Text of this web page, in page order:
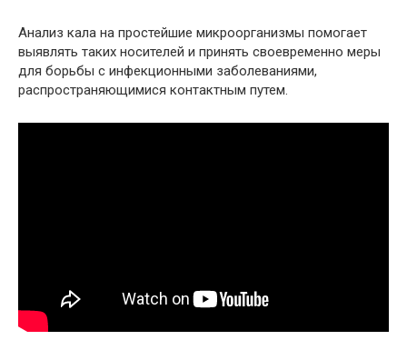
Анализ кала на простейшие микроорганизмы помогает
выявлять таких носителей и принять своевременно меры
для борьбы с инфекционными заболеваниями,
распространяющимися контактным путем.